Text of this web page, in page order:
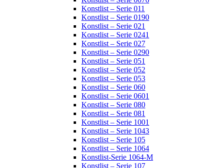
Konstlist – Serie 011
Konstlist – Serie 0190
Konstlist – Serie 021
Konstlist – Serie 0241
Konstlist – Serie 027
Konstlist – Serie 0290
Konstlist – Serie 051
Konstlist – Serie 052
Konstlist – Serie 053
Konstlist – Serie 060
Konstlist – Serie 0601
Konstlist – Serie 080
Konstlist – Serie 081
Konstlist – Serie 1001
Konstlist – Serie 1043
Konstlist – Serie 105
Konstlist – Serie 1064
Konstlist-Serie 1064-M
Konstlist – Serie 107